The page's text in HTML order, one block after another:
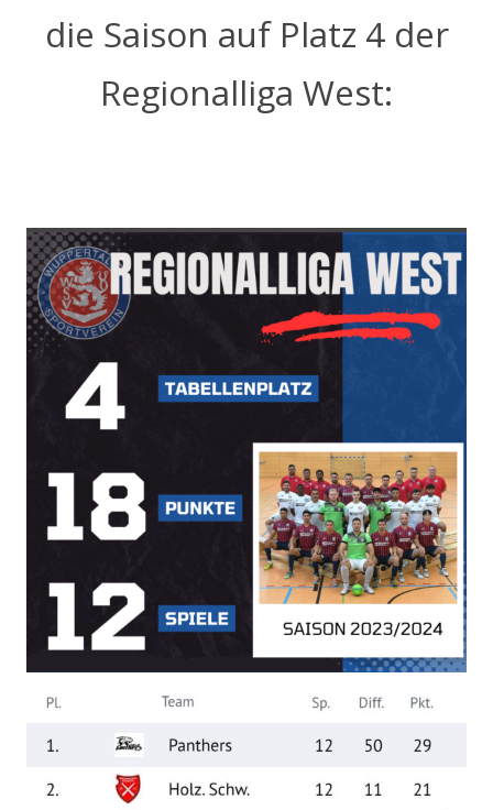
die Saison auf Platz 4 der
Regionalliga West: